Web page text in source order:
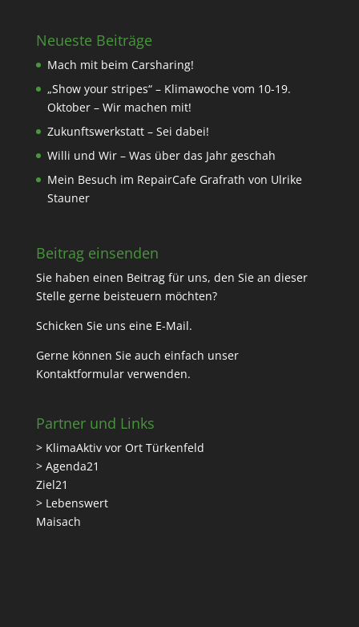
Neueste Beiträge
Mach mit beim Carsharing!
„Show your stripes“ – Klimawoche vom 10-19.
Oktober – Wir machen mit!
Zukunftswerkstatt – Sei dabei!
Willi und Wir – Was über das Jahr geschah
Mein Besuch im RepairCafe Grafrath von Ulrike
Stauner
Beitrag einsenden
Sie haben einen Beitrag für uns, den Sie an dieser
Stelle gerne beisteuern möchten?
Schicken Sie uns eine E-Mail.
Gerne können Sie auch einfach unser
Kontaktformularverwenden.
Partner und Links
> KlimaAktiv vor Ort Türkenfeld
> Agenda21
Ziel21
> Lebenswert
Maisach